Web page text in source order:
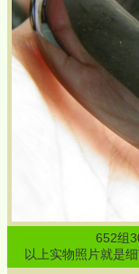
652组
以上实物照片就是